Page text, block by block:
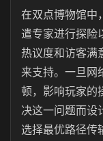
在双点博物馆中
遣专家进行探险
热议度和访客满
来支持。一旦网
顿，影响玩家的
决这一问题而设
选择最优路径传